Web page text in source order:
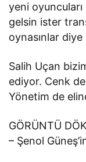
yeni
gelsin ister
oynasınlar diye
Salih Uçan
ediyor. Cenk
Yönetim de
GÖRÜNTÜ
– Şenol